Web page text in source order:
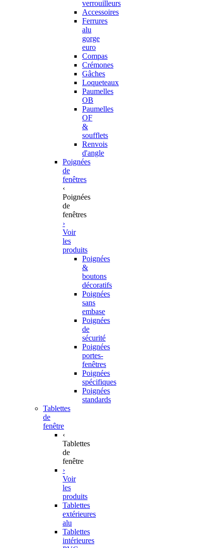
verrouilleurs
Accessoires
Ferrures
alu
gorge
euro
Compas
Crémones
Gâches
Loqueteaux
Paumelles
OB
Paumelles
OF
&
soufflets
Renvois
d'angle
Poignées
de
fenêtres
‹
Poignées
de
fenêtres
›
Voir
les
produits
Poignées
&
boutons
décoratifs
Poignées
sans
embase
Poignées
de
sécurité
Poignées
portes-
fenêtres
Poignées
spécifiques
Poignées
standards
Tablettes
de
fenêtre
‹
Tablettes
de
fenêtre
›
Voir
les
produits
Tablettes
extérieures
alu
Tablettes
intérieures